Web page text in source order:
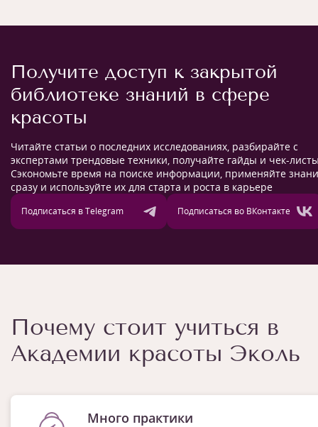
Получите доступ к закрытой
библиотеке знаний в сфере
красоты
Читайте статьи о последних исследованиях, разбирайте с
экспертами трендовые техники, получайте гайды и чек-
Сэкономьте время на поиске информации, применяйте
сразу и используйте их для старта и роста в карьере
Подписаться в Telegram Подписаться во ВКонтакте
Почему стоит учиться в
Академии красоты Эколь
Много практики